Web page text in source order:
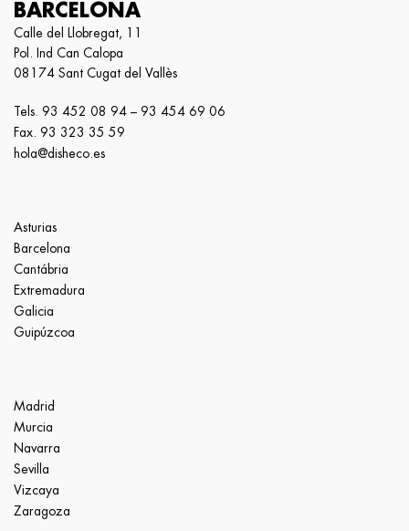
BARCELONA
Calle del Llobregat, 11
Pol. Ind Can Calopa
08174 Sant Cugat del Vallès
Tels. 93 452 08 94 – 93 454 69 06
Fax. 93 323 35 59
hola@disheco.es
Asturias
Barcelona
Cantábria
Extremadura
Galicia
Guipúzcoa
Madrid
Murcia
Navarra
Sevilla
Vizcaya
Zaragoza